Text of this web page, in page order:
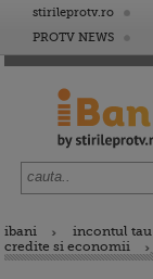
stirileprotv.ro
PROTV NEWS
ibani
incontul tau
credite si economii